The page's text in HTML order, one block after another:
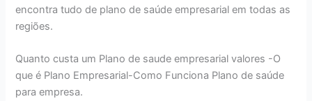
encontra tudo de plano de saúde empresarial em todas as
regiões.
Quanto custa um Plano de saude empresarial valores -O
que é Plano Empresarial-Como Funciona Plano de saúde
para empresa.